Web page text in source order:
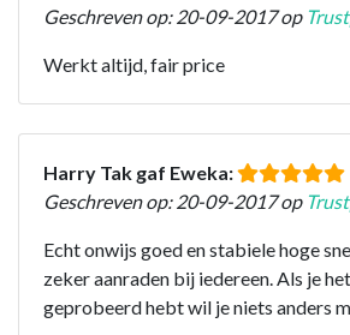
Geschreven op: 20-09-2017 op
Werkt altijd, fair price
Harry Tak gaf Eweka:
Geschreven op: 20-09-2017 op
Echt onwijs goed en stabiele hoge
zeker aanraden bij iedereen. Als je
geprobeerd hebt wil je niets anders